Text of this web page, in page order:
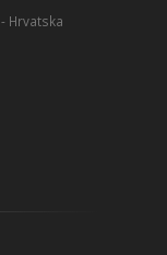
Hrvatska